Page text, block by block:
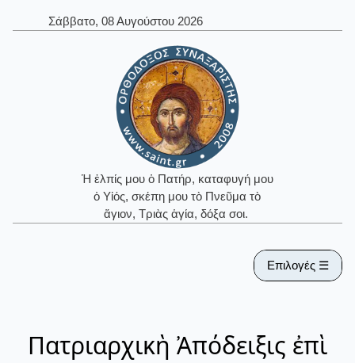
Σάββατο, 08 Αυγούστου 2026
Ἡ ἐλπίς μου ὁ Πατήρ, καταφυγή μου
ὁ Υἱός, σκέπη μου τὸ Πνεῦμα τὸ
ἅγιον, Τριὰς ἁγία, δόξα σοι.
Επιλογές ☰
Πατριαρχικὴ Ἀπόδειξις ἐπὶ